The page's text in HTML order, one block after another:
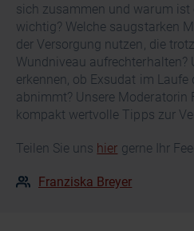
sich zusammen und warum ist
wichtig? Welche saugstarken
der Versorgung nutzen, die
Wundniveau aufrechterhalten?
erkennen, ob Exsudat im Laufe
abnimmt? Unsere Moderatorin
kompakt wertvolle Tipps zur
Teilen Sie uns hier gerne Ihr
Franziska Breyer